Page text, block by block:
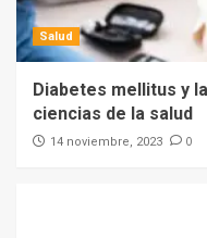
Salud
Diabetes mellitus y
ciencias de la salud
14 noviembre, 2023 0